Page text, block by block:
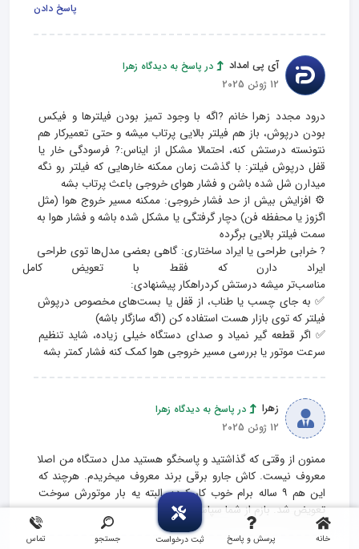
خانه پرسش و پاسخ ثبت درخواست جستجو تماس
پاسخ دادن
آی پی امداد
در پاسخ به دیدگاه زهرا
12 ژوئن 2025
درود مجدد زهرا خانم ?اگه با وجود تمیز بودن فیلترها و فیکس
بودن درپوش، باز هم فیلتر بالایی پرتاب میشه و حتی تعمیرکار هم
نتونسته درستش کنه، احتمالا مشکل از ایناس:? فرسودگی خار یا
قفل درپوش فیلتر: با گذشت زمان ممکنه خارهایی که فیلتر رو نگه
⚙️ افزایش بیش‌ از حد فشار خروجی: ممکنه مسیر خروج هوا (مثل
اگزوز یا محفظه فن) دچار گرفتگی یا مشکل شده باشه و فشار هوا به
? خرابی طراحی یا ایراد ساختاری: گاهی بعضی مدل‌ها توی طراحی
ایراد دارن که فقط با تعویض کامل
✅ به جای چسب یا طناب، از قفل‌ یا بست‌های مخصوص درپوش
✅ اگر قطعه گیر نمیاد و صدای دستگاه خیلی زیاده، شاید تنظیم
سرعت موتور یا بررسی مسیر خروجی هوا کمک کنه فشار کمتر بشه
زهرا
در پاسخ به دیدگاه زهرا
12 ژوئن 2025
ممنون از وقتی که گذاشتید و پاسخگو هستید مدل دستگاه من اصلا
معروف نیست. کاش جارو برقی برند معروف میخریدم. هرچند که
این هم ۹ ساله برام خوب کار کرده. البته یه بار موتورش سوخت
تعویض شد. بازم از شما سپاسگزارم ?